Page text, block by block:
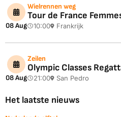
08 Aug
Wielrennen weg
Tour de France
10:00 Frankrijk
08 Aug
Zeilen
Olympic Classes
21:00 San Pedro
Het laatste nieuws